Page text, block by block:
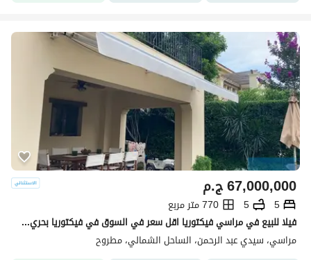
ج.م67,000,000
5
5
770 متر مربع
فيلا للبيع في مراسي فيكتوريا اقل سعر في السوق في فيكتوريا بحري صريح اكبر مساحة بالفرش والاجهزة السعر تحت سعر السوق
مراسي، سيدي عبد الرحمن، الساحل الشمالي، مطروح